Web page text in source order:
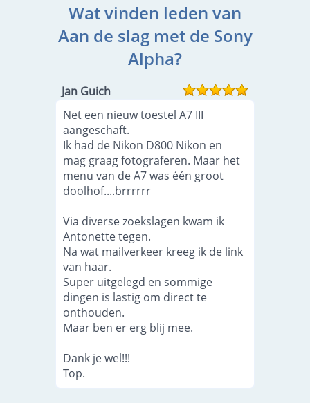
Wat vinden leden van
Aan de slag met de Sony
Alpha?
Jan Guich
Net een nieuw toestel A7 III
aangeschaft.
Ik had de Nikon D800 Nikon en
mag graag fotograferen. Maar het
menu van de A7 was één groot
doolhof....brrrrrr
Via diverse zoekslagen kwam ik
Antonette tegen.
Na wat mailverkeer kreeg ik de link
van haar.
Super uitgelegd en sommige
dingen is lastig om direct te
onthouden.
Maar ben er erg blij mee.
Dank je wel!!!
Top.